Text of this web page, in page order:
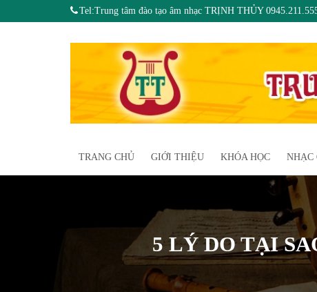
Tel:Trung tâm đào tạo âm nhạc TRỊNH THỦY
TRANG CHỦ GIỚI THIỆU KHÓA HỌC NHẠC
5 LÝ DO TẠI